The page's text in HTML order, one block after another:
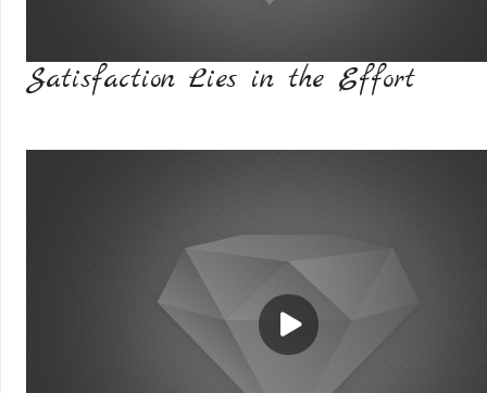
Satisfaction Lies in the Effort